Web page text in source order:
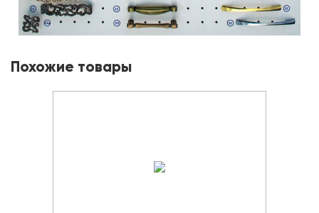
Похожие товары